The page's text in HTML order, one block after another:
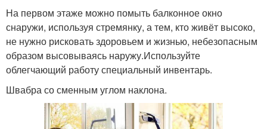
На первом этаже можно помыть балконное окно
снаружи, используя стремянку, а тем, кто живёт высоко,
не нужно рисковать здоровьем и жизнью, небезопасным
образом высовываясь наружу.Используйте
облегчающий работу специальный инвентарь.
Швабра со сменным углом наклона.